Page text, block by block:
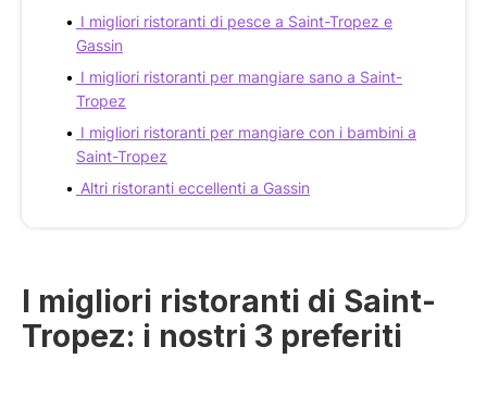
I migliori ristoranti di pesce a Saint-Tropez e
Gassin
I migliori ristoranti per mangiare sano a Saint-
Tropez
I migliori ristoranti per mangiare con i bambini a
Saint-Tropez
Altri ristoranti eccellenti a Gassin
I migliori ristoranti di Saint-
Tropez: i nostri 3 preferiti